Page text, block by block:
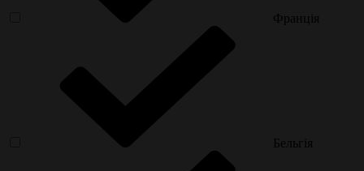
Франція
Бельгія